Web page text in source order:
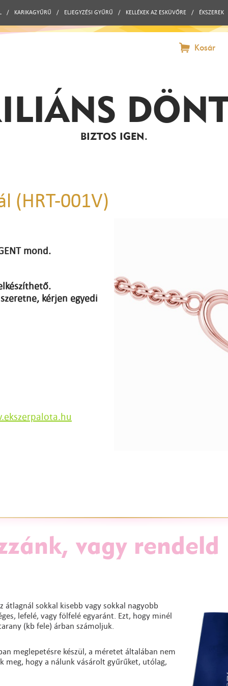
/ KARIKAGYŰRŰ / ELJEGYZÉSI GYŰRŰ / KELLÉKEK AZ ESKÜVŐRE / ÉKSZEREK
Kosár
BIZTOS IGEN.
(HRT-001V)
mond.
kérjen egyedi
vagy
sokkal kisebb vagy sokkal nagyobb
lefelé, vagy fölfelé egyaránt. Ezt, hogy minél
(kb fele) árban számoljuk.
meglepetésre készül, a méretet általában nem
hogy a nálunk vásárolt gyűrűket, utólag,